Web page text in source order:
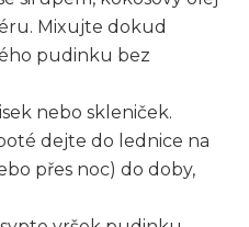
Mixujte dokud
pudinku bez
nebo‍ skleniček.
dejte do lednice na
přes ⁢noc)‌ do doby,